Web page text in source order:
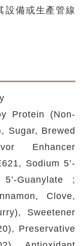
設備或生產管線
Protein (Non-
Sugar, Brewed
Enhancer
Sodium 5’-
Guanylate ;
Clove,
Sweetener
Preservative